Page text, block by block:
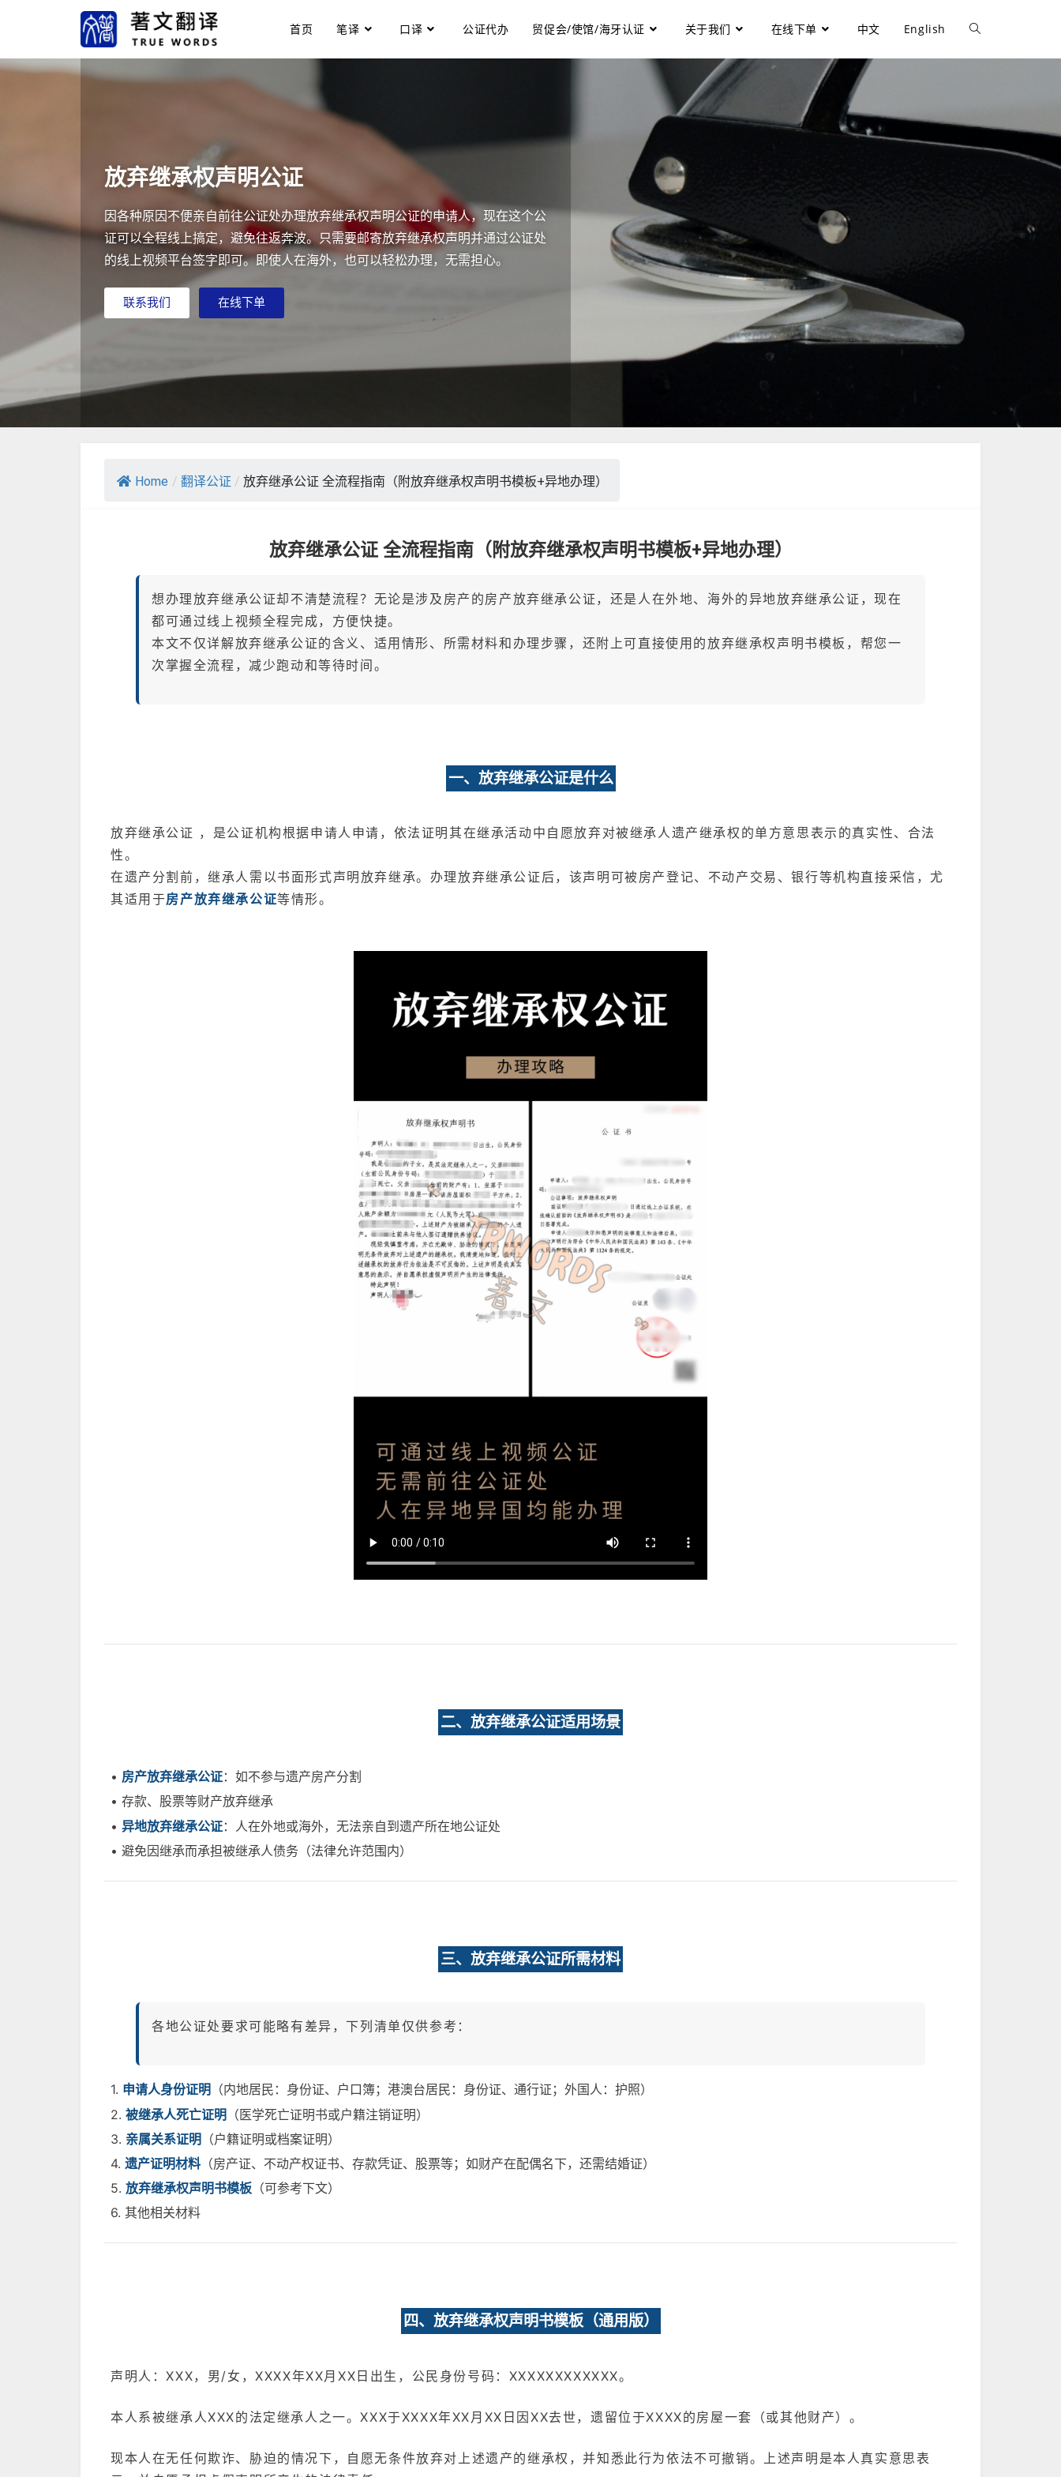
首页 笔译 口译 公证代办 贸促会/使馆/海牙认证 关于我们 在线下单 中文 English
放弃继承权声明公证
因各种原因不便亲自前往公证处办理放弃继承权声明公证的申请人，现在这个公
证可以全程线上搞定，避免往返奔波。只需要邮寄放弃继承权声明并通过公证处
的线上视频平台签字即可。即使人在海外，也可以轻松办理，无需担心。
联系我们 在线下单
Home / 翻译公证 / 放弃继承公证 全流程指南（附放弃继承权声明书模板+异地办理）
放弃继承公证 全流程指南（附放弃继承权声明书模板+异地办理）
想办理放弃继承公证却不清楚流程？无论是涉及房产的房产放弃继承公证，还是人在外地、海外的异地放弃继承公证，现在
都可通过线上视频全程完成，方便快捷。
本文不仅详解放弃继承公证的含义、适用情形、所需材料和办理步骤，还附上可直接使用的放弃继承权声明书模板，帮您一
次掌握全流程，减少跑动和等待时间。
一、放弃继承公证是什么
放弃继承公证 ，是公证机构根据申请人申请，依法证明其在继承活动中自愿放弃对被继承人遗产继承权的单方意思表示的真实性、合法
性。
在遗产分割前，继承人需以书面形式声明放弃继承。办理放弃继承公证后，该声明可被房产登记、不动产交易、银行等机构直接采信，尤
其适用于房产放弃继承公证等情形。
二、放弃继承公证适用场景
• 房产放弃继承公证：如不参与遗产房产分割
• 存款、股票等财产放弃继承
• 异地放弃继承公证：人在外地或海外，无法亲自到遗产所在地公证处
• 避免因继承而承担被继承人债务（法律允许范围内）
三、放弃继承公证所需材料
各地公证处要求可能略有差异，下列清单仅供参考：
1. 申请人身份证明 （内地居民：身份证、户口簿；港澳台居民：身份证、通行证；外国人：护照）
2. 被继承人死亡证明 （医学死亡证明书或户籍注销证明）
3. 亲属关系证明 （户籍证明或档案证明）
4. 遗产证明材料 （房产证、不动产权证书、存款凭证、股票等；如财产在配偶名下，还需结婚证）
5. 放弃继承权声明书模板 （可参考下文）
6. 其他相关材料
四、放弃继承权声明书模板（通用版）
声明人：XXX，男/女，XXXX年XX月XX日出生，公民身份号码：XXXXXXXXXXXX。
本人系被继承人XXX的法定继承人之一。XXX于XXXX年XX月XX日因XX去世，遗留位于XXXX的房屋一套（或其他财产）。
现本人在无任何欺诈、胁迫的情况下，自愿无条件放弃对上述遗产的继承权，并知悉此行为依法不可撤销。上述声明是本人真实意思表